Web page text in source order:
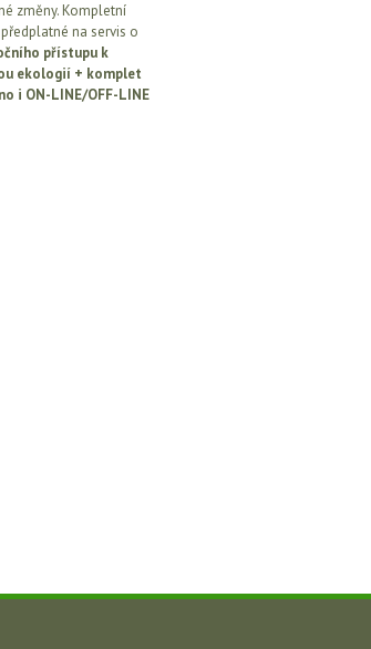
změny. Kompletní
na servis o
přístupu k
ekologií + komplet
i ON-LINE/OFF-LINE